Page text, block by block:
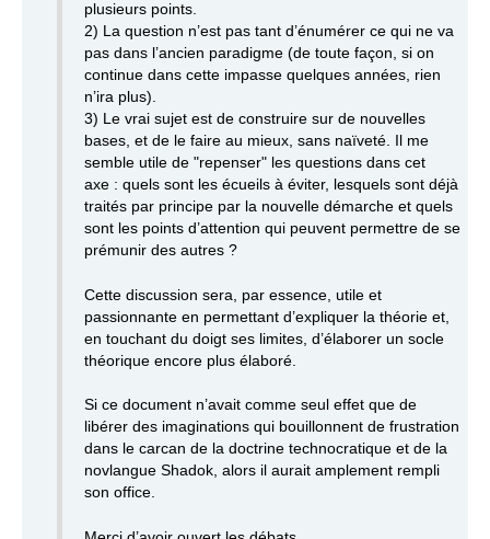
plusieurs points.
2) La question n’est pas tant d’énumérer ce qui ne va
pas dans l’ancien paradigme (de toute façon, si on
continue dans cette impasse quelques années, rien
n’ira plus).
3) Le vrai sujet est de construire sur de nouvelles
bases, et de le faire au mieux, sans naïveté. Il me
semble utile de "repenser" les questions dans cet
axe : quels sont les écueils à éviter, lesquels sont déjà
traités par principe par la nouvelle démarche et quels
sont les points d’attention qui peuvent permettre de se
prémunir des autres ?
Cette discussion sera, par essence, utile et
passionnante en permettant d’expliquer la théorie et,
en touchant du doigt ses limites, d’élaborer un socle
théorique encore plus élaboré.
Si ce document n’avait comme seul effet que de
libérer des imaginations qui bouillonnent de frustration
dans le carcan de la doctrine technocratique et de la
novlangue Shadok, alors il aurait amplement rempli
son office.